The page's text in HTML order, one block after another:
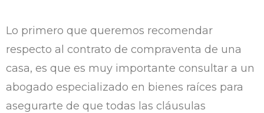
Lo primero que queremos recomendar
respecto al contrato de compraventa de una
casa, es que es muy importante consultar a un
abogado especializado en bienes raíces para
asegurarte de que todas las cláusulas